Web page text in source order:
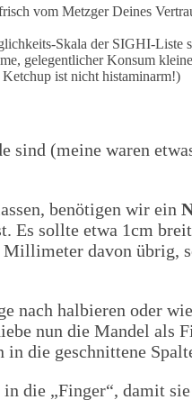
vom Metzger Deines
Skala der SIGHI-Liste
gelegentlicher Konsum
ist nicht histaminarm!)
sind (meine waren
benötigen wir ein
Es sollte etwa 1cm
davon übrig,
nach halbieren oder
nun die Mandel als
in die geschnittene
die „Finger“, damit